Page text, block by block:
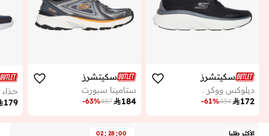
سكيتشرز
ديلوكس ووكر .
172
434
-61%
سكيتشرز
ستامينا سبورت
184
487
-63%
حذاء
179
الأكثر طلبا 02: 28:00